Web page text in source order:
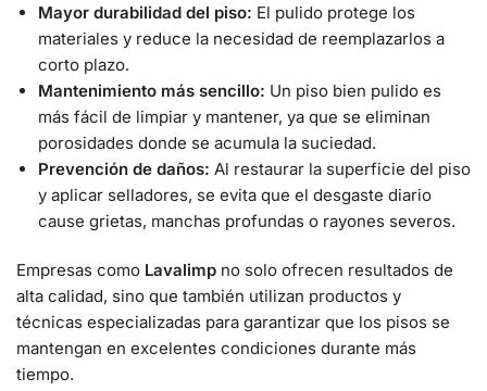
Mayor durabilidad del piso: El pulido protege los
materiales y reduce la necesidad de reemplazarlos a
corto plazo.
Mantenimiento más sencillo: Un piso bien pulido es
más fácil de limpiar y mantener, ya que se eliminan
porosidades donde se acumula la suciedad.
Prevención de daños: Al restaurar la superficie del piso
y aplicar selladores, se evita que el desgaste diario
cause grietas, manchas profundas o rayones severos.
Empresas como Lavalimp no solo ofrecen resultados de
alta calidad, sino que también utilizan productos y
técnicas especializadas para garantizar que los pisos se
mantengan en excelentes condiciones durante más
tiempo.